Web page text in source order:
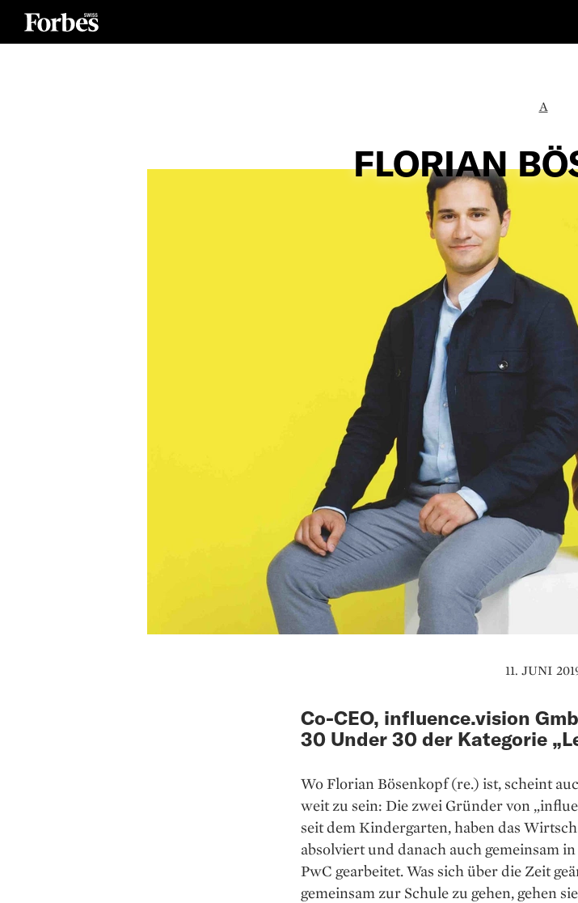
A
FLORIAN
11. JUNI
Co-CEO, influence.vision
30 Under 30 der Kategorie
Wo Florian Bösenkopf (re.) ist, scheint
weit zu sein: Die zwei Gründer von
seit dem Kindergarten, haben das
absolviert und danach auch gemeinsam
PwC gearbeitet. Was sich über die Zeit
gemeinsam zur Schule zu gehen, gehen